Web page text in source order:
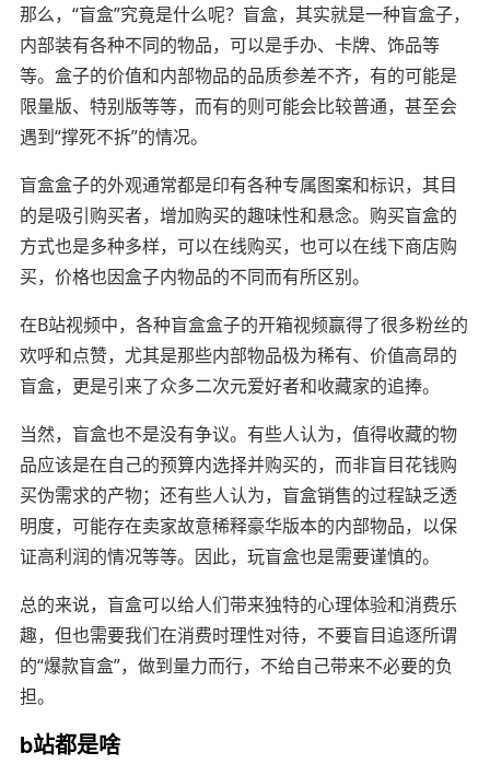
那么，“盲盒”究竟是什么呢？盲盒，其实就是一种盲盒子，
内部装有各种不同的物品，可以是手办、卡牌、饰品等
等。盒子的价值和内部物品的品质参差不齐，有的可能是
限量版、特别版等等，而有的则可能会比较普通，甚至会
遇到“撑死不拆”的情况。
盲盒盒子的外观通常都是印有各种专属图案和标识，其目
的是吸引购买者，增加购买的趣味性和悬念。购买盲盒的
方式也是多种多样，可以在线购买，也可以在线下商店购
买，价格也因盒子内物品的不同而有所区别。
在B站视频中，各种盲盒盒子的开箱视频赢得了很多粉丝的
欢呼和点赞，尤其是那些内部物品极为稀有、价值高昂的
盲盒，更是引来了众多二次元爱好者和收藏家的追捧。
当然，盲盒也不是没有争议。有些人认为，值得收藏的物
品应该是在自己的预算内选择并购买的，而非盲目花钱购
买伪需求的产物；还有些人认为，盲盒销售的过程缺乏透
明度，可能存在卖家故意稀释豪华版本的内部物品，以保
证高利润的情况等等。因此，玩盲盒也是需要谨慎的。
总的来说，盲盒可以给人们带来独特的心理体验和消费乐
趣，但也需要我们在消费时理性对待，不要盲目追逐所谓
的“爆款盲盒”，做到量力而行，不给自己带来不必要的负
担。
b站都是啥